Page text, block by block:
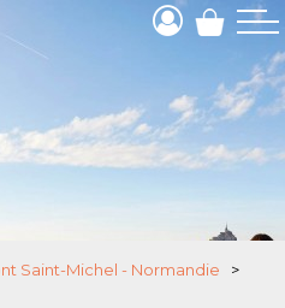
Saint-Michel - Normandie >